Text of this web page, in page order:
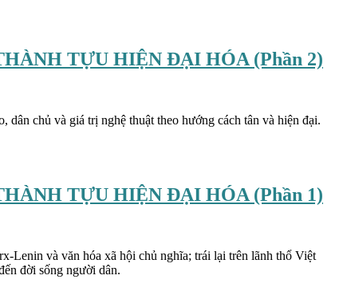
TỰU HIỆN ĐẠI HÓA (Phần 2)
dân chủ và giá trị nghệ thuật theo hướng cách tân và hiện đại.
TỰU HIỆN ĐẠI HÓA (Phần 1)
Lenin và văn hóa xã hội chủ nghĩa; trái lại trên lãnh thổ Việt
đời sống người dân.